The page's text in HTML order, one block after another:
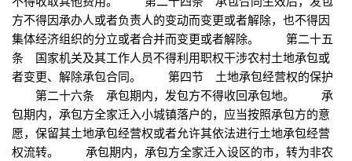
方不得因承办人或者负责人的变动而变更或者解除，也不得因
集体经济组织的分立或者合并而变更或者解除。 第二十五
条 国家机关及其工作人员不得利用职权干涉农村土地承包或
者变更、解除承包合同。 第四节 土地承包经营权的保护
第二十六条 承包期内，发包方不得收回承包地。 承
包期内，承包方全家迁入小城镇落户的，应当按照承包方的意
愿，保留其土地承包经营权或者允许其依法进行土地承包经营
权流转。 承包期内，承包方全家迁入设区的市，转为非农